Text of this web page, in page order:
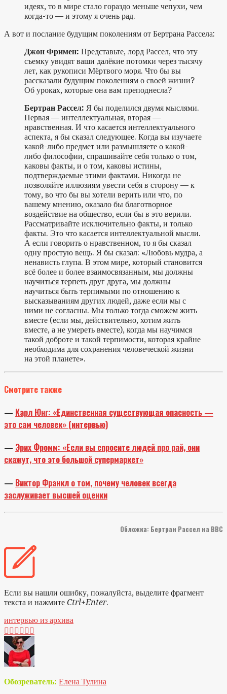
идеях, то в мире стало гораздо меньше чепухи, чем
когда-то — и этому я очень рад.
А вот и послание будущим поколениям от Бертрана Рассела:
Джон Фримен: Представьте, лорд Рассел, что эту
съемку увидят ваши далёкие потомки через тысячу
лет, как рукописи Мёртвого моря. Что бы вы
рассказали будущим поколениям о своей жизни?
Об уроках, которые она вам преподнесла?
Бертран Рассел: Я бы поделился двумя мыслями.
Первая — интеллектуальная, вторая —
нравственная. И что касается интеллектуального
аспекта, я бы сказал следующее. Когда вы изучаете
какой-либо предмет или размышляете о какой-
либо философии, спрашивайте себя только о том,
каковы факты, и о том, каковы истины,
подтверждаемые этими фактами. Никогда не
позволяйте иллюзиям увести себя в сторону — к
тому, во что бы вы хотели верить или что, по
вашему мнению, оказало бы благотворное
воздействие на общество, если бы в это верили.
Рассматривайте исключительно факты, и только
факты. Это что касается интеллектуальной мысли.
А если говорить о нравственном, то я бы сказал
одну простую вещь. Я бы сказал: «Любовь мудра, а
ненависть глупа. В этом мире, который становится
всё более и более взаимосвязанным, мы должны
научиться терпеть друг друга, мы должны
научиться быть терпимыми по отношению к
высказываниям других людей, даже если мы с
ними не согласны. Мы только тогда сможем жить
вместе (если мы, действительно, хотим жить
вместе, а не умереть вместе), когда мы научимся
такой доброте и такой терпимости, которая крайне
необходима для сохранения человеческой жизни
на этой планете».
Смотрите также
— Карл Юнг: «Единственная существующая опасность —
это сам человек» (интервью)
— Эрих Фромм: «Если вы спросите людей про рай, они
скажут, что это большой супермаркет»
— Виктор Франкл о том, почему человек всегда
заслуживает высшей оценки
Обложка: Бертран Рассел на BBC
Если вы нашли ошибку, пожалуйста, выделите фрагмент
текста и нажмите Ctrl+Enter.
интервью из архива
     
Обозреватель: Елена Тулина